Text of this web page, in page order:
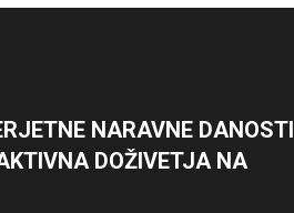
NARAVNE DANOSTI
DOŽIVETJA NA